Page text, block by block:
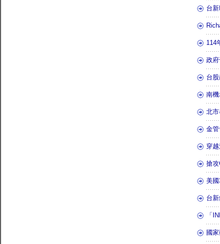
台
114
政
台
南
北
金
穿
搶
美
台
「
國